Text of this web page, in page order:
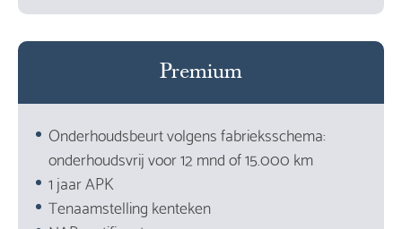
Premium
Onderhoudsbeurt volgens fabrieksschema:
onderhoudsvrij voor 12 mnd of 15.000 km
1 jaar APK
Tenaamstelling kenteken